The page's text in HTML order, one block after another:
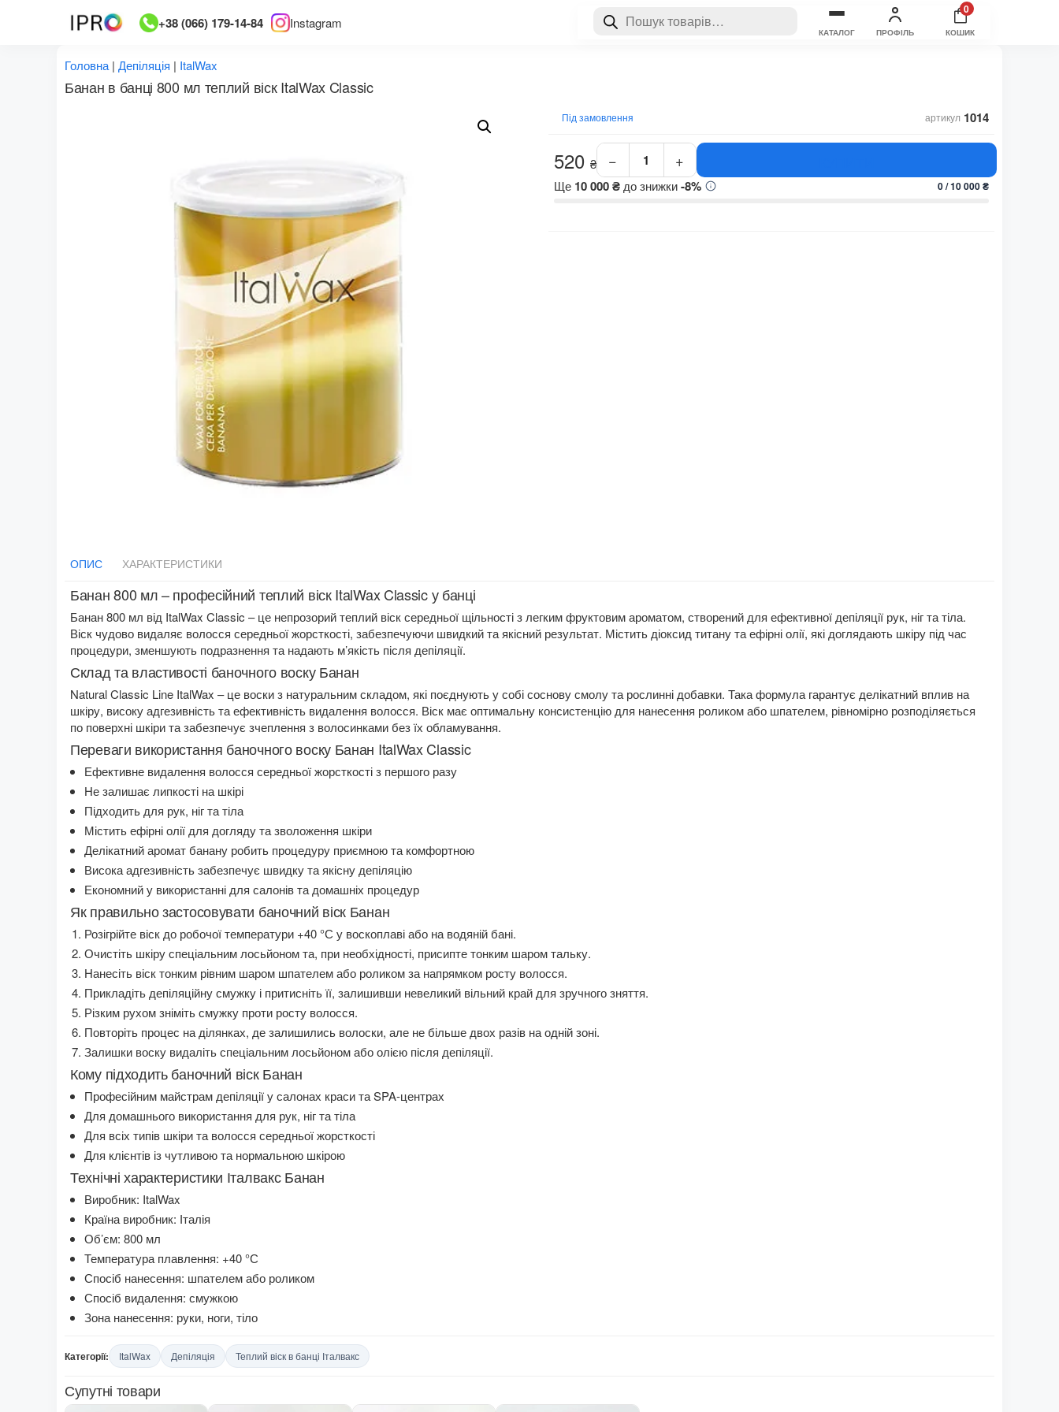
+38 (066) 179-14-84 Instagram
Пошук
товарів
КАТАЛОГ ПРОФІЛЬ
0
КОШИК
Головна | Депіляція | ItalWax
Банан в банці 800 мл теплий віск ItalWax Classic
Під замовлення артикул 1014
520 ₴ −
Банан
в
+
Ще 10 000 ₴до знижки-8% 0 / 10 000 ₴
ОПИС ХАРАКТЕРИСТИКИ
Банан 800 мл – професійний теплий віск ItalWax Classic у банці
Банан 800 мл від ItalWax Classic – це непрозорий теплий віск середньої щільності з легким фруктовим ароматом, створений для ефективної депіляції рук, ніг та тіла.
Віск чудово видаляє волосся середньої жорсткості, забезпечуючи швидкий та якісний результат. Містить діоксид титану та ефірні олії, які доглядають шкіру під час
процедури, зменшують подразнення та надають м’якість після депіляції.
Склад та властивості баночного воску Банан
Natural Classic Line ItalWax – це воски з натуральним складом, які поєднують у собі соснову смолу та рослинні добавки. Така формула гарантує делікатний вплив на
шкіру, високу адгезивність та ефективність видалення волосся. Віск має оптимальну консистенцію для нанесення роликом або шпателем, рівномірно розподіляється
по поверхні шкіри та забезпечує зчеплення з волосинками без їх обламування.
Переваги використання баночного воску Банан ItalWax Classic
Ефективне видалення волосся середньої жорсткості з першого разу
Не залишає липкості на шкірі
Підходить для рук, ніг та тіла
Містить ефірні олії для догляду та зволоження шкіри
Делікатний аромат банану робить процедуру приємною та комфортною
Висока адгезивність забезпечує швидку та якісну депіляцію
Економний у використанні для салонів та домашніх процедур
Як правильно застосовувати баночний віск Банан
Розігрійте віск до робочої температури +40 °С у воскоплаві або на водяній бані.
Очистіть шкіру спеціальним лосьйоном та, при необхідності, присипте тонким шаром тальку.
Нанесіть віск тонким рівним шаром шпателем або роликом за напрямком росту волосся.
Прикладіть депіляційну смужку і притисніть її, залишивши невеликий вільний край для зручного зняття.
Різким рухом зніміть смужку проти росту волосся.
Повторіть процес на ділянках, де залишились волоски, але не більше двох разів на одній зоні.
Залишки воску видаліть спеціальним лосьйоном або олією після депіляції.
Кому підходить баночний віск Банан
Професійним майстрам депіляції у салонах краси та SPA-центрах
Для домашнього використання для рук, ніг та тіла
Для всіх типів шкіри та волосся середньої жорсткості
Для клієнтів із чутливою та нормальною шкірою
Технічні характеристики Італвакс Банан
Виробник: ItalWax
Країна виробник: Італія
Об’єм: 800 мл
Температура плавлення: +40 °С
Спосіб нанесення: шпателем або роликом
Спосіб видалення: смужкою
Зона нанесення: руки, ноги, тіло
Категорії: ItalWax Депіляція Теплий віск в банці Італвакс
Супутні товари